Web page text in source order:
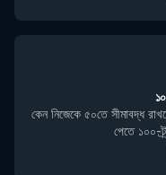
কেন নিজেকে ৫০তে সীমাবদ্ধ
পেতে ১০০-